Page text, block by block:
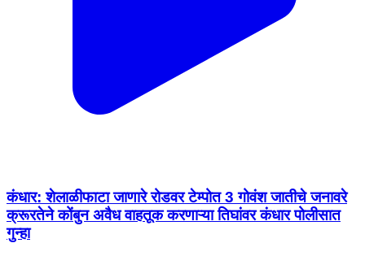
कंधार: शेलाळीफाटा जाणारे रोडवर टेम्पोत 3 गोवंश जातीचे जनावरे
क्रूरतेने कोंबुन अवैध वाहतूक करणाऱ्या तिघांवर कंधार पोलीसात
गुन्हा